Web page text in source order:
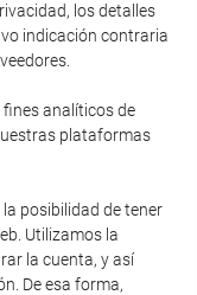
los detalles
indicación contraria
analíticos de
plataformas
posibilidad de tener
Utilizamos la
la cuenta, y así
De esa forma,